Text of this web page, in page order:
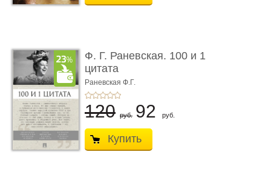
Ф. Г. Раневская. 100 и 1
цитата
Раневская Ф.Г.
120 руб. 92 руб.
Купить